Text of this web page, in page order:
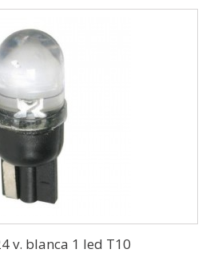
v. blanca 1 led T10